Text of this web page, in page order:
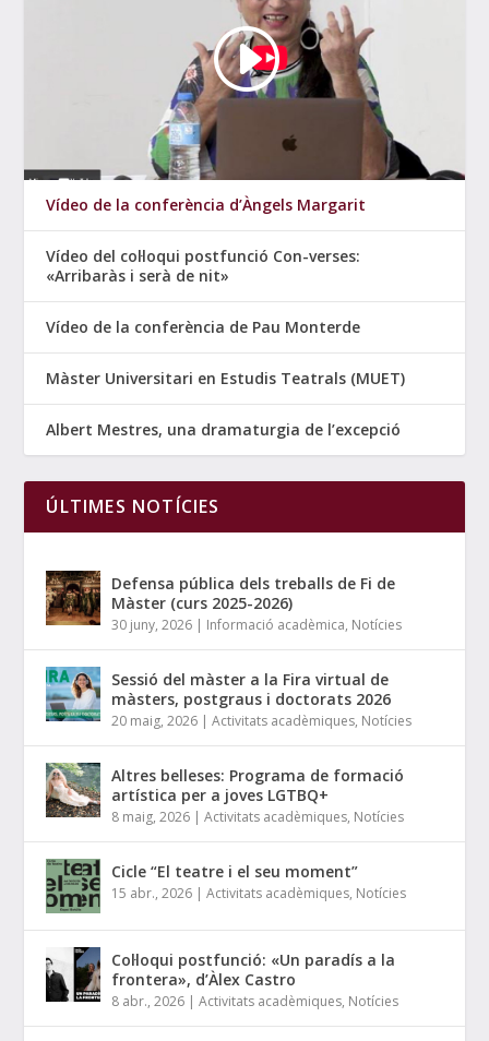
Vídeo de la conferència d’Àngels Margarit
Vídeo del col·loqui postfunció Con-verses:
«Arribaràs i serà de nit»
Vídeo de la conferència de Pau Monterde
Màster Universitari en Estudis Teatrals (MUET)
Albert Mestres, una dramaturgia de l’excepció
ÚLTIMES NOTÍCIES
Defensa pública dels treballs de Fi de
Màster (curs 2025-2026)
30 juny, 2026 | Informació acadèmica, Notícies
Sessió del màster a la Fira virtual de
màsters, postgraus i doctorats 2026
20 maig, 2026 |Activitats acadèmiques, Notícies
Altres belleses: Programa de formació
artística per a joves LGTBQ+
8 maig, 2026 |Activitats acadèmiques, Notícies
Cicle “El teatre i el seu moment”
15 abr., 2026 |Activitats acadèmiques, Notícies
Col·loqui postfunció: «Un paradís a la
frontera», d’Àlex Castro
8 abr., 2026 |Activitats acadèmiques, Notícies